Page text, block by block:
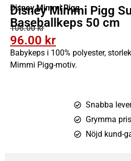
Disney Mimmi Pigg
Disney Mimmi Pigg
Baseballkeps 50 cm
106.00kr
96.00 kr
Babykeps i 100% polyester,
Mimmi Pigg-motiv.
Snabba
Grymma
Nöjd kund-